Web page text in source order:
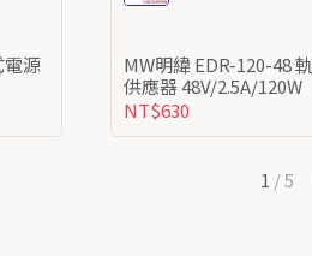
MW明緯 EDR-120-48 軌道式電源
供應器 48V/2.5A/120W
NT$630
1 /5